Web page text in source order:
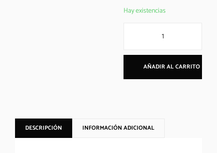
Hay existencias
AÑADIR AL CARRITO
DESCRIPCIÓN INFORMACIÓN ADICIONAL